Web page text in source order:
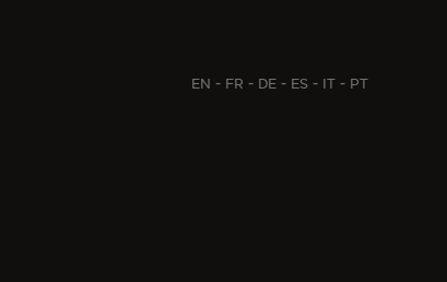
EN FR DE ES IT PT